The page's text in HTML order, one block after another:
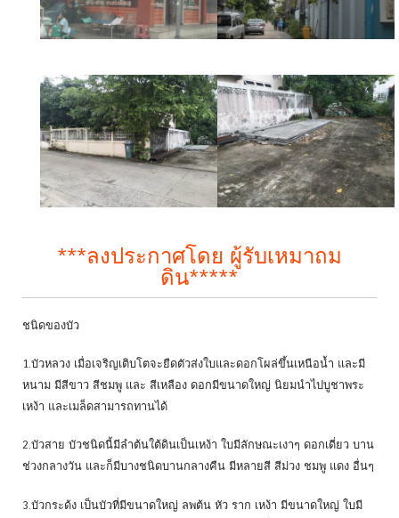
***ลงประกาศโดย ผู้รับเหมาถม
ดิน*****
ชนิดของบัว
1.บัวหลวง เมื่อเจริญเติบโตจะยืดตัวส่งใบและดอกโผล่ขึ้นเหนือน้ำ และมี
หนาม มีสีขาว สีชมพู และ สีเหลือง ดอกมีขนาดใหญ่ นิยมนำไปบูชาพระ
เหง้า และเมล็ดสามารถทานได้
2.บัวสาย บัวชนิดนี้มีลำต้นใต้ดินเป็นเหง้า ใบมีลักษณะเงาๆ ดอกเดี่ยว บาน
ช่วงกลางวัน และก็มีบางชนิดบานกลางคืน มีหลายสี สีม่วง ชมพู แดง อื่นๆ
3.บัวกระด้ง เป็นบัวที่มีขนาดใหญ่ ลพต้น หัว ราก เหง้า มีขนาดใหญ่ ใบมี